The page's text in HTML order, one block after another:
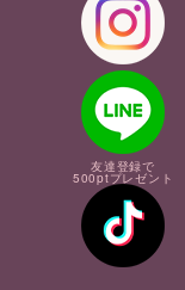
友達登録で
500ptプレゼント